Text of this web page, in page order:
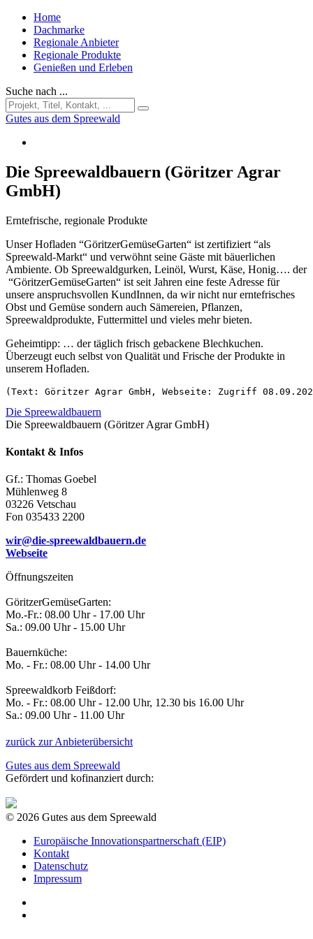
Home
Dachmarke
Regionale Anbieter
Regionale Produkte
Genießen und Erleben
Suche nach ...
Gutes aus dem Spreewald
Die Spreewaldbauern (Göritzer Agrar
GmbH)
Erntefrische, regionale Produkte
Unser Hofladen “GöritzerGemüseGarten“ ist zertifiziert “als
Spreewald-Markt“ und verwöhnt seine Gäste mit bäuerlichen
Ambiente. Ob Spreewaldgurken, Leinöl, Wurst, Käse, Honig…. der
“GöritzerGemüseGarten“ ist seit Jahren eine feste Adresse für
unsere anspruchsvollen KundInnen, da wir nicht nur erntefrisches
Obst und Gemüse sondern auch Sämereien, Pflanzen,
Spreewaldprodukte, Futtermittel und vieles mehr bieten.
Geheimtipp: … der täglich frisch gebackene Blechkuchen.
Überzeugt euch selbst von Qualität und Frische der Produkte in
unserem Hofladen.
(Text: Göritzer Agrar GmbH, Webseite: Zugriff
Die Spreewaldbauern
Die Spreewaldbauern (Göritzer Agrar GmbH)
Kontakt & Infos
Gf.: Thomas Goebel
Mühlenweg 8
03226 Vetschau
Fon 035433 2200
wir@die-spreewaldbauern.de
Webseite
Öffnungszeiten
GöritzerGemüseGarten:
Mo.-Fr.: 08.00 Uhr - 17.00 Uhr
Sa.: 09.00 Uhr - 15.00 Uhr
Bauernküche:
Mo. - Fr.: 08.00 Uhr - 14.00 Uhr
Spreewaldkorb Feißdorf:
Mo. - Fr.: 08.00 Uhr - 12.00 Uhr, 12.30 bis 16.00 Uhr
Sa.: 09.00 Uhr - 11.00 Uhr
zurück zur Anbieterübersicht
Gutes aus dem Spreewald
Gefördert und kofinanziert durch:
© 2026 Gutes aus dem Spreewald
Europäische Innovationspartnerschaft (EIP)
Kontakt
Datenschutz
Impressum